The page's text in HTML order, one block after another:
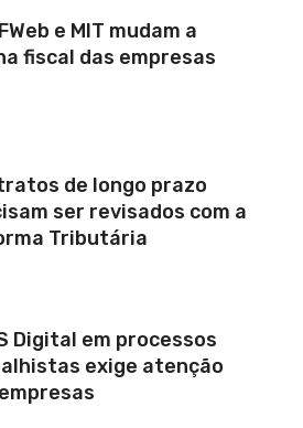
e MIT mudam a
fiscal das empresas
de longo prazo
ser revisados com a
Tributária
Digital em processos
exige atenção